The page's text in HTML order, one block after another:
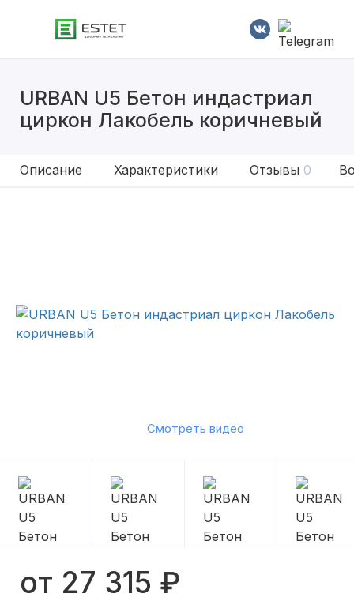
URBAN U5 Бетон индастриал
циркон Лакобель коричневый
Описание Характеристики Отзывы 0
Смотреть видео
от 27 315 ₽